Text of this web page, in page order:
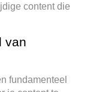
content die
van
fundamenteel